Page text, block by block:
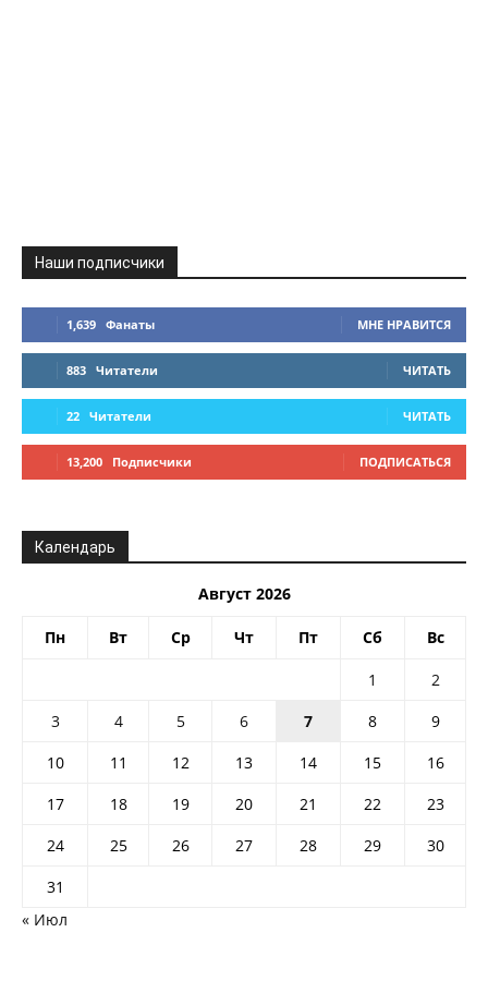
Наши подписчики
1,639 Фанаты МНЕ НРАВИТСЯ
883 Читатели ЧИТАТЬ
22 Читатели ЧИТАТЬ
13,200 Подписчики ПОДПИСАТЬСЯ
Календарь
Август 2026
Пн Вт Ср Чт Пт Сб Вс
1
2
3
4 5 6 7 8
9
10
11 12 13 14 15
16
17
18 19 20 21 22
23
24
25 26 27 28 29
30
31
« Июл